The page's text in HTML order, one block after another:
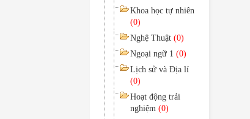
Khoa học tự nhiên
(0)
Nghệ Thuật (0)
Ngoại ngữ 1 (0)
Lịch sử và Địa lí
(0)
Hoạt động trải
nghiệm (0)